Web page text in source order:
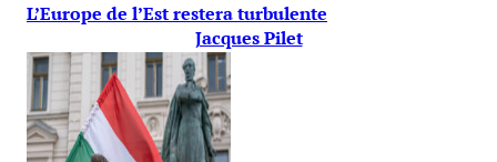
L’Europe de l’Est restera turbulente
Jacques Pilet